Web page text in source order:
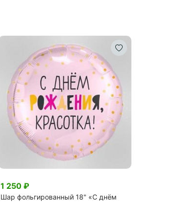
1 250 ₽
Шар фольгированный 18" «С днём